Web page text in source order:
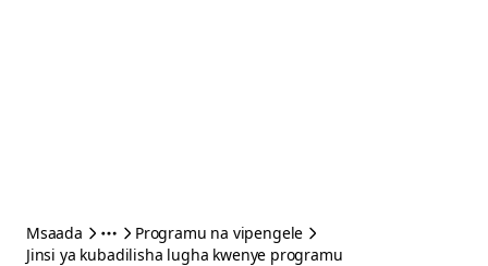
Msaada
Programu na vipengele
Jinsi ya kubadilisha lugha kwenye programu